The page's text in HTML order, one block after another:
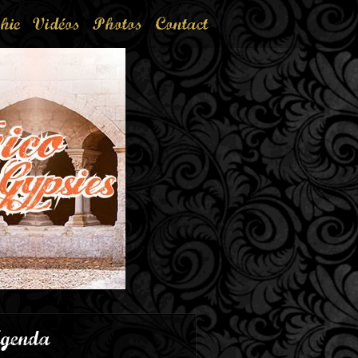
Vidéos Photos Contact